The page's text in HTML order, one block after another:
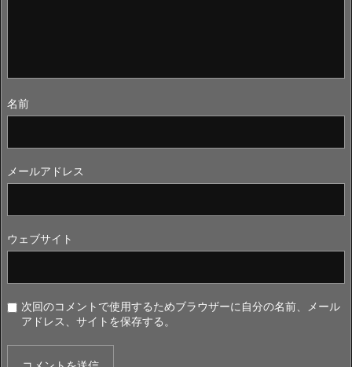
名前
メールアドレス
ウェブサイト
次回のコメントで使用するためブラウザーに自分の名前、メール
アドレス、サイトを保存する。